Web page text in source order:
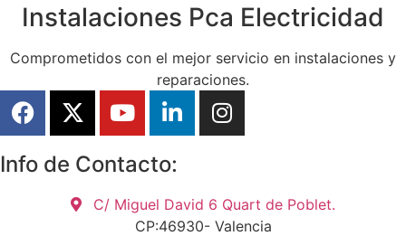
Instalaciones Pca Electricidad
Comprometidos con el mejor servicio en instalaciones y
reparaciones.
Info de Contacto:
C/ Miguel David 6 Quart de Poblet.
CP:46930- Valencia